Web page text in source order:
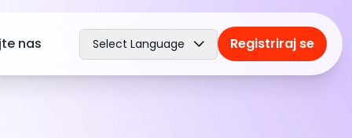
nas Select Language Registriraj se